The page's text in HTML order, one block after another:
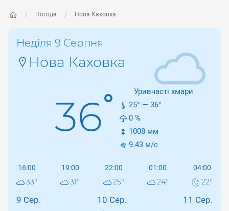
Погода Нова Каховка
Неділя 9 Серпня
Нова Каховка
36°
Уривчасті хмари
25° — 36°
0 %
1008 мм
9.43 м/с
16:00
33°
19:00
31°
22:00
25°
01:00
24°
04:00
22°
9 Сер. 10 Сер. 11 Сер.